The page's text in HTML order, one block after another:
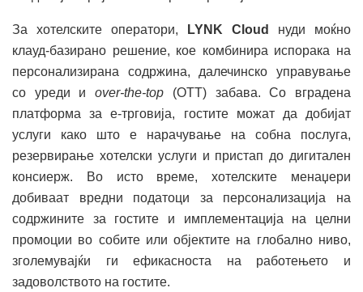
За хотелските оператори, LYNK Cloud
нуди моќно
клауд-базирано решение, кое комбинира испорака на
персонализирана содржина, далечинско управување
со уреди иover-the-top (OTT) забава. Со вградена
платформа за е-трговија, гостите можат да добијат
услуги како што е нарачување на собна послуга,
резервирање хотелски услуги и пристап до дигитален
консиерж. Во исто време, хотелските менаџери
добиваат вредни податоци за персонализација на
содржините за гостите и имплементација на целни
промоции во собите или објектите на глобално ниво,
зголемувајќи ги ефикасноста на работењето и
задоволството на гостите.